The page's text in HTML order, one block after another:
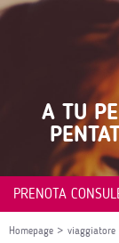
A TU
PRENOTA
Homepage > viaggiatore